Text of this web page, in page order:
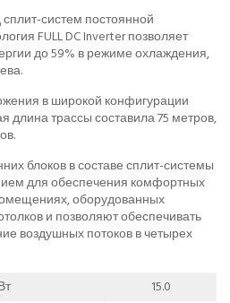
систем постоянной
FULL DC Inverter позволяет
до 59% в режиме охлаждения,
в широкой конфигурации
длина трассы составила 75 метров,
блоков в составе сплит-системы
для обеспечения комфортных
оборудованных
и позволяют обеспечивать
воздушных потоков в четырех
15.0